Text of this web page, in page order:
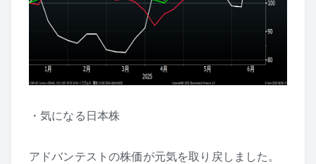
・気になる日本株
アドバンテストの株価が元気を取り戻しました。